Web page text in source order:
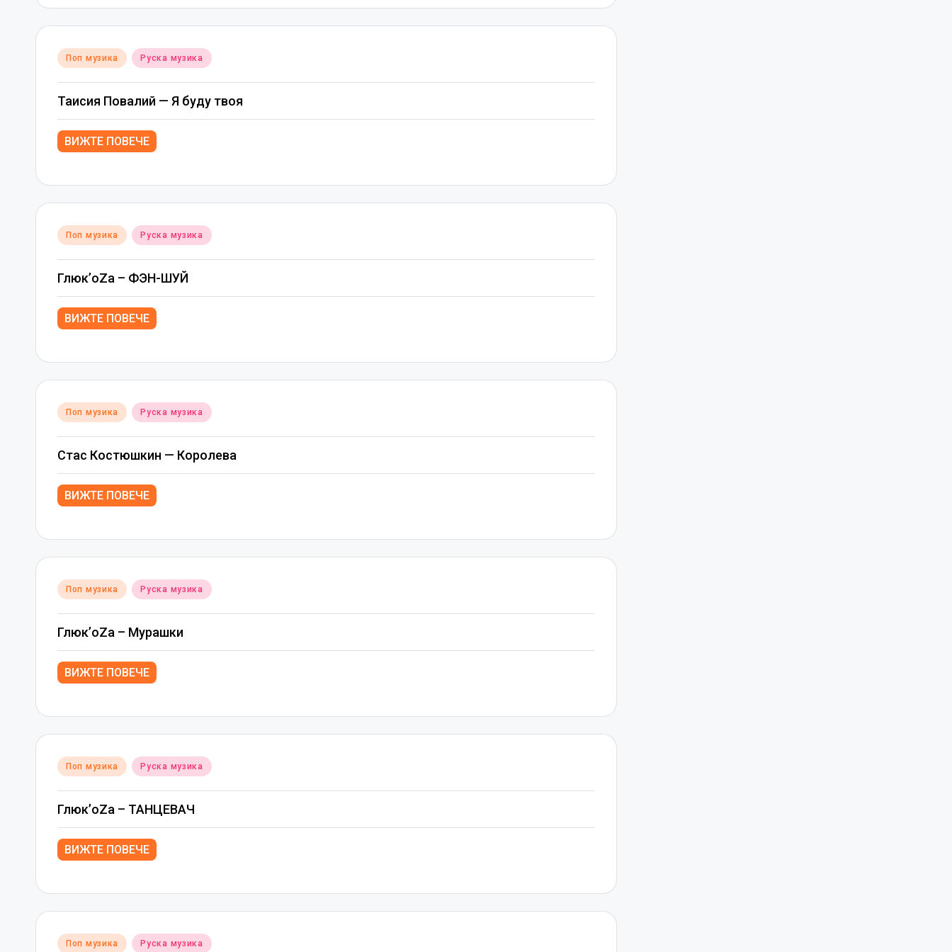
Posted
Поп музика Руска музика
Таисия Повалий — Я буду твоя
ВИЖТЕ ПОВЕЧЕ
Posted
Поп музика Руска музика
Глюк’oZа – ФЭН-ШУЙ
ВИЖТЕ ПОВЕЧЕ
Posted
Поп музика Руска музика
Стас Костюшкин — Королева
ВИЖТЕ ПОВЕЧЕ
Posted
Поп музика Руска музика
Глюк’оZа – Мурашки
ВИЖТЕ ПОВЕЧЕ
Posted
Поп музика Руска музика
Глюк’oZа – ТАНЦЕВАЧ
ВИЖТЕ ПОВЕЧЕ
Posted
Поп музика Руска музика